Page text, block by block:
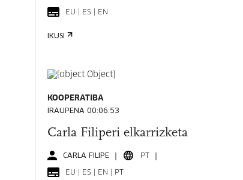
EU | ES | EN
IKUSI
KOOPERATIBA
IRAUPENA 00:06:53
Carla Filiperi elkarrizketa
CARLA FILIPE PT
EU | ES | EN | PT